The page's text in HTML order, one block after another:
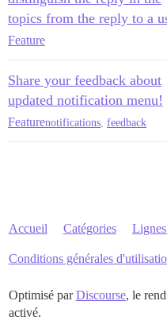
topics from the reply to a
Feature
Share your feedback about
updated notification menu!
Featurenotifications feedback
Accueil Catégories
Conditions générales
Optimisé parDiscourse, le
activé.